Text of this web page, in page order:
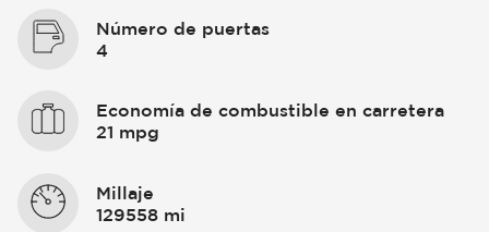
Número de puertas
4
Economía de combustible en carretera
21 mpg
Millaje
129558 mi